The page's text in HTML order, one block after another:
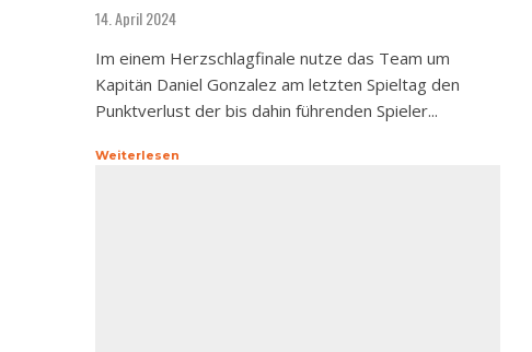
14. April 2024
Im einem Herzschlagfinale nutze das Team um
Kapitän Daniel Gonzalez am letzten Spieltag den
Punktverlust der bis dahin führenden Spieler...
Weiterlesen